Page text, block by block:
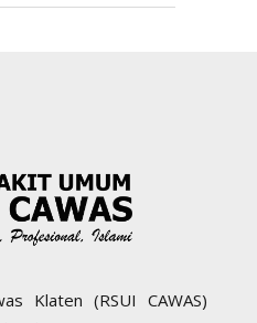
Klaten (RSUI CAWAS)